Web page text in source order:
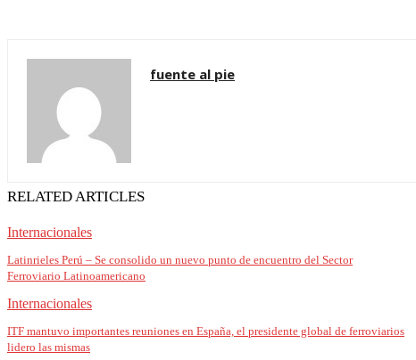
fuente al pie
RELATED ARTICLES
Internacionales
Latinrieles Perú – Se consolido un nuevo punto de encuentro del Sector
Ferroviario Latinoamericano
Internacionales
ITF mantuvo importantes reuniones en España, el presidente global de ferroviarios
lidero las mismas